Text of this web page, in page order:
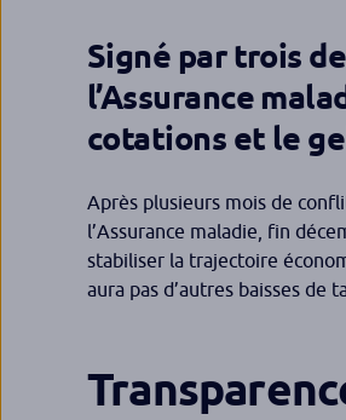
Signé par trois
l’Assurance
cotations et le
Après plusieurs mois de
l’Assurance maladie, fin
stabiliser la trajectoire
aura pas d’autres baisses de